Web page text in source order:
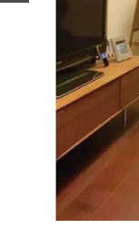
ママOFFの“ご褒美ステ
イ”はシンガポールのラグ
ジュアリーホテルで！【
料で泊まる裏ワザも】